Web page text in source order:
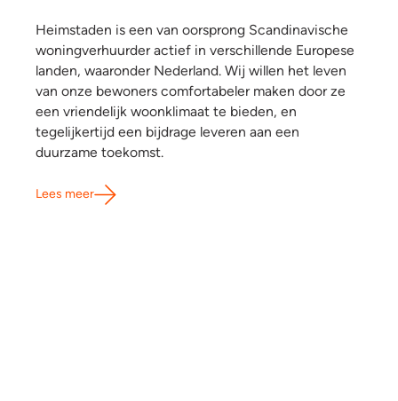
Heimstaden is een van oorsprong Scandinavische
woningverhuurder actief in verschillende Europese
landen, waaronder Nederland. Wij willen het leven
van onze bewoners comfortabeler maken door ze
een vriendelijk woonklimaat te bieden, en
tegelijkertijd een bijdrage leveren aan een
duurzame toekomst.
Lees meer